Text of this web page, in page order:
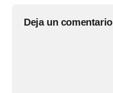
Deja un comentario